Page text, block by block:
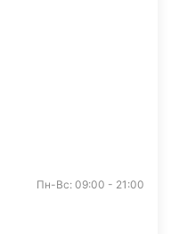
Пн-Вс: 09:00 - 21:00